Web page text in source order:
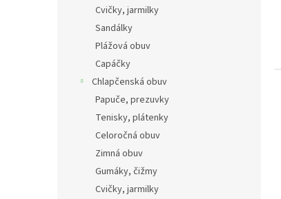
Cvičky, jarmilky
Sandálky
Plážová obuv
Capáčky
Chlapčenská obuv
Papuče, prezuvky
Tenisky, plátenky
Celoročná obuv
Zimná obuv
Gumáky, čižmy
Cvičky, jarmilky